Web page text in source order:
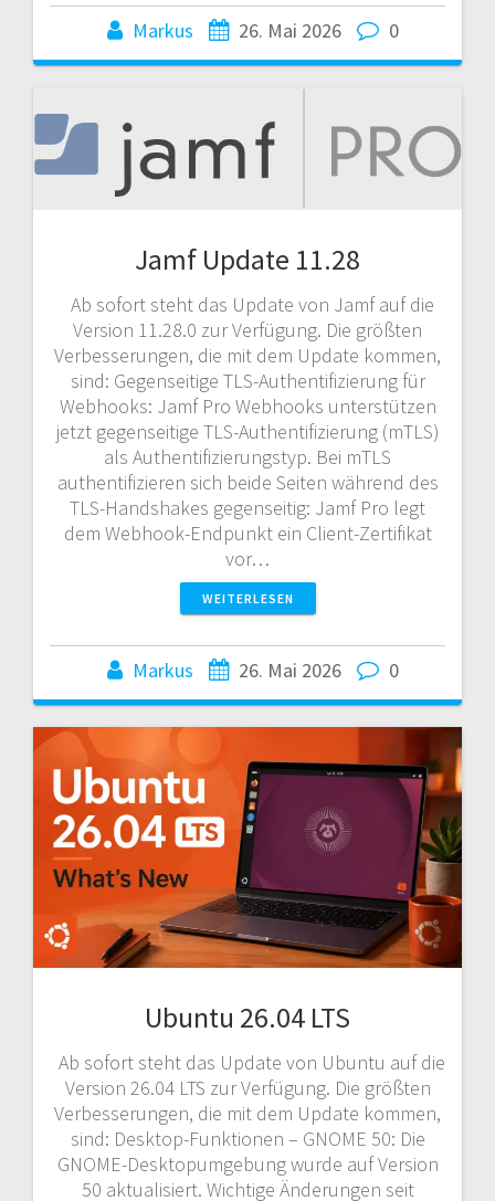
Markus 26. Mai 2026 0
Jamf Update 11.28
Ab sofort steht das Update von Jamf auf die
Version 11.28.0 zur Verfügung. Die größten
Verbesserungen, die mit dem Update kommen,
sind: Gegenseitige TLS-Authentifizierung für
Webhooks: Jamf Pro Webhooks unterstützen
jetzt gegenseitige TLS-Authentifizierung (mTLS)
als Authentifizierungstyp. Bei mTLS
authentifizieren sich beide Seiten während des
TLS-Handshakes gegenseitig: Jamf Pro legt
dem Webhook-Endpunkt ein Client-Zertifikat
vor…
WEITERLESEN
Markus 26. Mai 2026 0
Ubuntu 26.04 LTS
Ab sofort steht das Update von Ubuntu auf die
Version 26.04 LTS zur Verfügung. Die größten
Verbesserungen, die mit dem Update kommen,
sind: Desktop-Funktionen – GNOME 50: Die
GNOME-Desktopumgebung wurde auf Version
50 aktualisiert. Wichtige Änderungen seit